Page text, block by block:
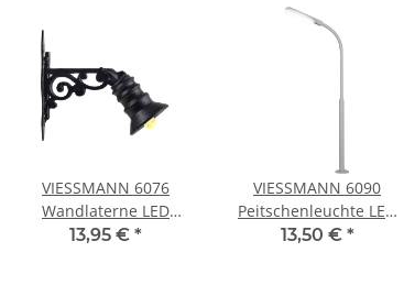
VIESSMANN 6076
Wandlaterne LED
warmweiß Spur H0
13,95 € *
VIESSMANN 6090
Peitschenleuchte LED
weiß Spur H0
13,50 € *